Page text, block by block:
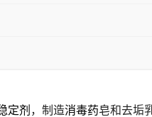
定剂 ，制造消毒药皂和去垢